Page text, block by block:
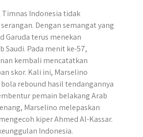
Timnas Indonesia tidak
Dengan semangat yang
Garuda terus menekan
Saudi. Pada menit ke-57,
kembali mencatatkan
skor. Kali ini, Marselino
rebound hasil tendangannya
pemain belakang Arab
Marselino melepaskan
kiper Ahmed Al-Kassar.
Indonesia.